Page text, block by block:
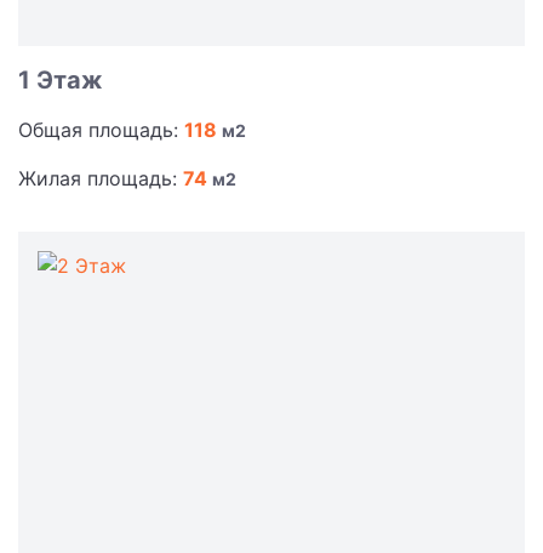
1 Этаж
Общая площадь: 118 м2
Жилая площадь: 74 м2
2 Этаж